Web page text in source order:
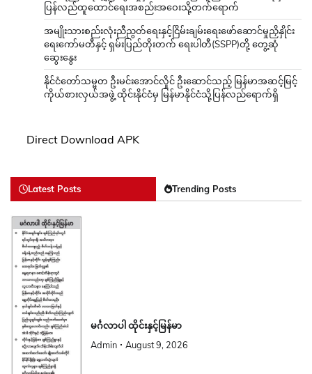
ပြန်လည်ထူထောင်ရေးအစည်းအဝေးသို့တက်ရောက်
အမျိုးသားစည်းလုံးညီညွတ်ရေးနှင့်ငြိမ်းချမ်းရေးဖော်ဆောင်မှုညှိနှိုင်း
ရေးကော်မတီနှင့် ရှမ်းပြည်တိုးတက် ရေးပါတီ(SSPP)တို့ တွေ့ဆုံ
ဆွေးနွေး
နိုင်ငံတော်သမ္မတ ဦးမင်းအောင်လှိုင် ဦးဆောင်သည့် မြန်မာအဆင့်မြင့်
ကိုယ်စားလှယ်အဖွဲ့ ထိုင်းနိုင်ငံမှ မြန်မာနိုင်ငံသို့ပြန်လည်ရောက်ရှိ
Direct Download APK
Latest Posts Trending Posts
မင်္ဂလာပါ ထိုင်းနှင့်မြန်မာ
Admin August 9, 2026